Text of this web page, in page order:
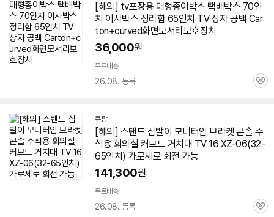
[해외] tv포장용 대형종이박스 택배박스 70인
치 이사박스 정리함65인치 TV상자 공백 Car
ton+curved화면모서리보호장치
36,000원
무료배송
26.08. 등록
관
쿠팡
[해외] 스탠드 삼발이 모니터암 브라켓 콘솔 주
식용 회의실 커브드 거치대 TV16 XZ-06(32-
65인치) 가로세로 회전 가능
141,300원
무료배송
26.08. 등록
관